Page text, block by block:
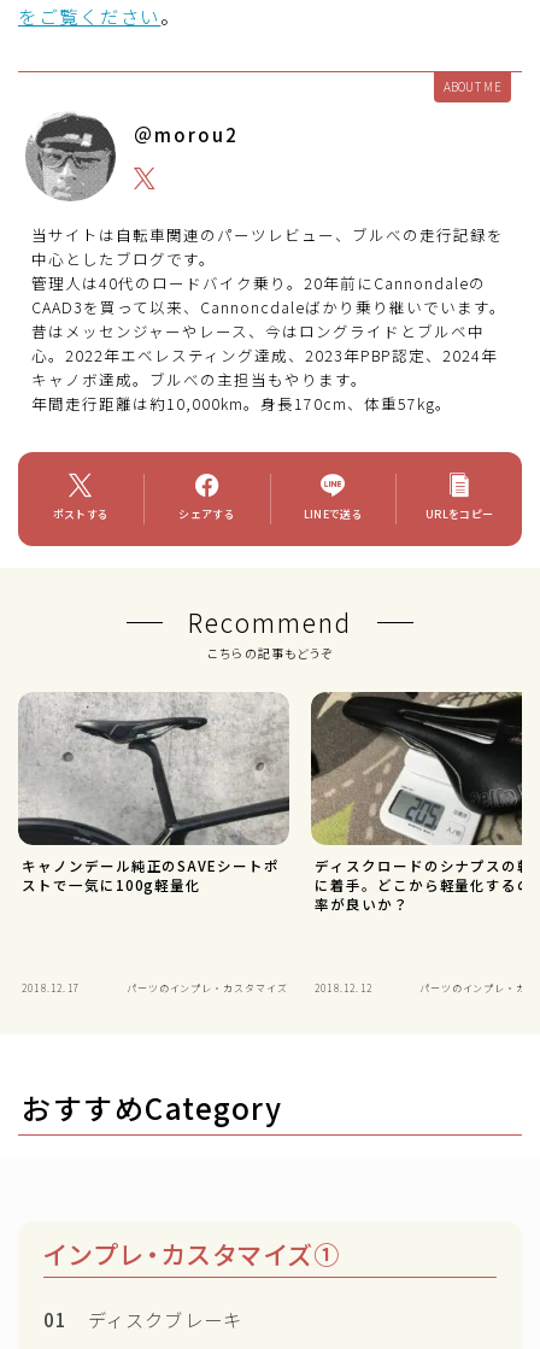
をご覧ください。
ABOUT ME
＠morou2
当サイトは自転車関連のパーツレビュー、ブルべの走行記録を
中心としたブログです。
管理人は40代のロードバイク乗り。20年前にCannondaleの
CAAD3を買って以来、Cannoncdaleばかり乗り継いでいます。
昔はメッセンジャーやレース、今はロングライドとブルベ中
心。2022年エベレスティング達成、2023年PBP認定、2024年
キャノボ達成。ブルべの主担当もやります。
年間走行距離は約10,000km。身長170cm、体重57kg。
ポストする シェアする LINEで送る URLをコピー
Recommend
こちらの記事もどうぞ
キャノンデール純正のSAVEシートポ
ストで一気に100g軽量化
2018.12.17 パーツのインプレ・カスタマイズ
ディスクロードのシナプスの軽
に着手。どこから軽量化するの
率が良いか？
2018.12.12 パーツのインプレ・カ
おすすめCategory
インプレ・カスタマイズ①
01
ディスクブレーキ